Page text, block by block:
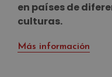
en países de
culturas.
Más información